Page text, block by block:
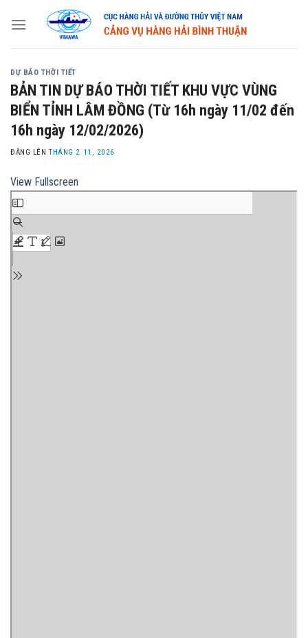
DỰ BÁO THỜI TIẾT
BẢN TIN DỰ BÁO THỜI TIẾT KHU VỰC VÙNG
BIỂN TỈNH LÂM ĐỒNG (Từ 16h ngày 11/02 đến
16h ngày 12/02/2026)
ĐĂNG LÊNTHÁNG 2 11, 2026
View Fullscreen